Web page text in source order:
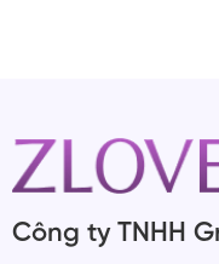
Công ty TNHH